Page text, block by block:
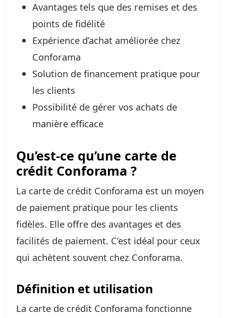
Avantages tels que des remises et des
points de fidélité
Expérience d’achat améliorée chez
Conforama
Solution de financement pratique pour
les clients
Possibilité de gérer vos achats de
manière efficace
Qu’est-ce qu’une carte de
crédit Conforama ?
La carte de crédit Conforama est un moyen
de paiement pratique pour les clients
fidèles. Elle offre des avantages et des
facilités de paiement. C’est idéal pour ceux
qui achètent souvent chez Conforama.
Définition et utilisation
La carte de crédit Conforama fonctionne